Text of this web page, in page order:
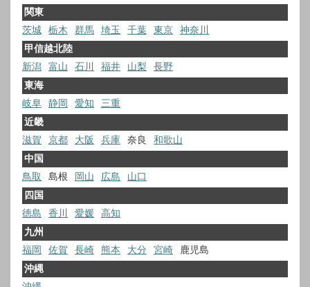
関東
茨城
栃木 群馬 埼玉 千葉 東京
神奈川
甲信越北陸
新潟
富山 石川 福井 山梨
長野
東海
岐阜
静岡 愛知
三重
近畿
滋賀
京都 大阪 兵庫 奈良
和歌山
中国
鳥取
島根 岡山 広島
山口
四国
徳島
香川 愛媛
高知
九州
福岡
佐賀 長崎 熊本 大分 宮崎
鹿児島
沖縄